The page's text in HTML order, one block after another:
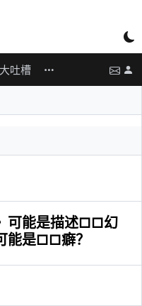
大吐槽
可能是描述□□幻
能是□□癖？